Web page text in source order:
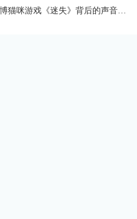
下一篇：吸猫人必玩，大奖提名赛博猫咪游戏《迷失》背后的声音制作